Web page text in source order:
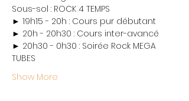
Sous-sol : ROCK 4 TEMPS
► 19h15 - 20h : Cours pur débutant
► 20h - 20h30 : Cours inter-avancé
► 20h30 - 0h30 : Soirée Rock MEGA
TUBES
Show More